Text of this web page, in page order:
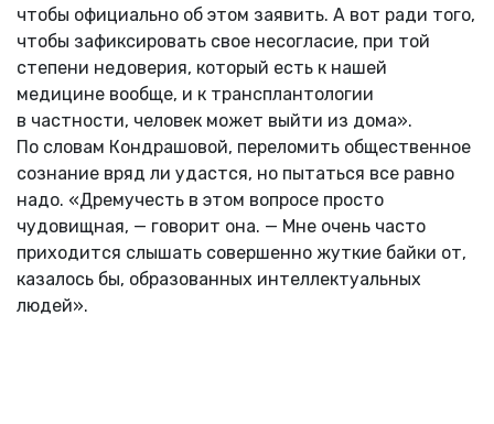
чтобы официально об этом заявить. А вот ради того,
чтобы зафиксировать свое несогласие, при той
степени недоверия, который есть к нашей
медицине вообще, и к трансплантологии
в частности, человек может выйти из дома».
По словам Кондрашовой, переломить общественное
сознание вряд ли удастся, но пытаться все равно
надо. «Дремучесть в этом вопросе просто
чудовищная, — говорит она. — Мне очень часто
приходится слышать совершенно жуткие байки от,
казалось бы, образованных интеллектуальных
людей».